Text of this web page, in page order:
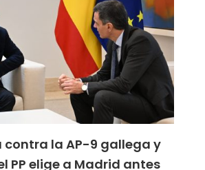
contra la AP-9 gallega y
PP elige a Madrid antes